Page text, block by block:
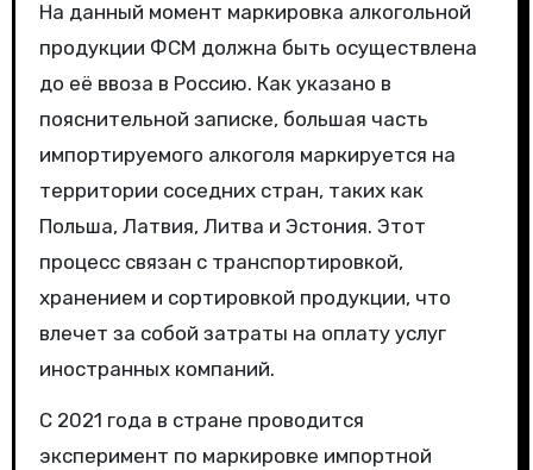
На данный момент маркировка алкогольной
продукции ФСМ должна быть осуществлена
до её ввоза в Россию. Как указано в
пояснительной записке, большая часть
импортируемого алкоголя маркируется на
территории соседних стран, таких как
Польша, Латвия, Литва и Эстония. Этот
процесс связан с транспортировкой,
хранением и сортировкой продукции, что
влечет за собой затраты на оплату услуг
иностранных компаний.
С 2021 года в стране проводится
эксперимент по маркировке импортной